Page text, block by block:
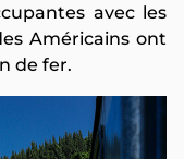
avec les
Américains ont
de fer.